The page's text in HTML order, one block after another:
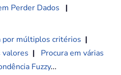
Perder Dados
|
por múltiplos critérios |
|
Procura em várias
Fuzzy...